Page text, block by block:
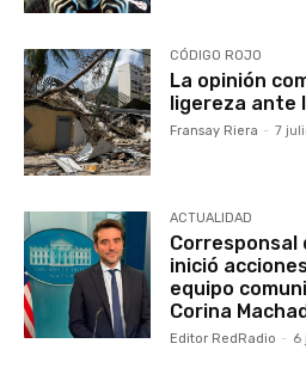
CÓDIGO ROJO
La opinión
ligereza ante
Fransay Riera - 7
ACTUALIDAD
Corresponsal
inició
equipo
Corina
Editor RedRadio - 6